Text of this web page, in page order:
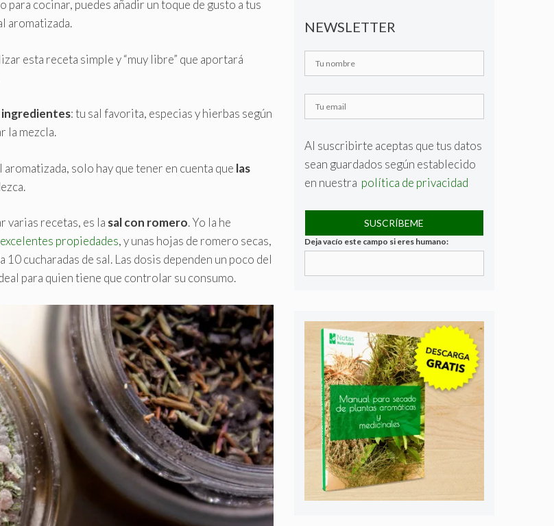
cocinar, puedes añadir un toque de gusto a tus
aromatizada.
esta receta simple y “muy libre” que aportará
: tu sal favorita, especias y hierbas según
la mezcla.
solo hay que tener en cuenta que las
varias recetas, es la sal con romero. Yo la he
excelentes propiedades, y unas hojas de romero secas,
10 cucharadas de sal. Las dosis dependen un poco del
para quien tiene que controlar su consumo.
NEWSLETTER
Al suscribirte aceptas que tus datos
sean guardados según establecido
en nuestra política de privacidad
Deja vacío este campo si eres humano: